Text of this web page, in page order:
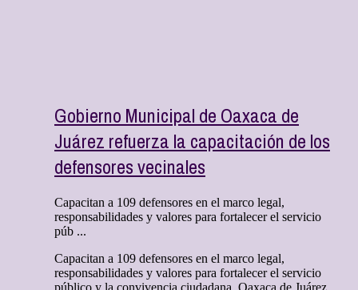
Gobierno Municipal de Oaxaca de
Juárez refuerza la capacitación de los
defensores vecinales
Capacitan a 109 defensores en el marco legal,
responsabilidades y valores para fortalecer el servicio
púb ...
Capacitan a 109 defensores en el marco legal,
responsabilidades y valores para fortalecer el servicio
público y la convivencia ciudadana. Oaxaca de Juárez,